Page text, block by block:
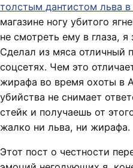
толстым дантистом льва
магазине ногу убитого
не смотреть ему в глаза, я
Сделал из мяса отличный
соцсетях. Чем это
жирафа во время охоты в
убийства не снимает
стейк и получаешь от
жалко ни льва, ни жирафа.
Этот пост о честности